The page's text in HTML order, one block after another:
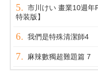
市川けい 畫業10週年
特装版】
我們是特殊清潔師4
麻辣數獨超難題篇 7